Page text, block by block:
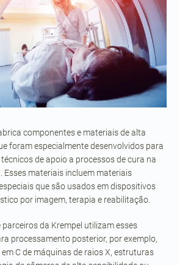
componentes e materiais de alta
foram especialmente desenvolvidos para
de apoio a processos de cura na
Esses materiais incluem materiais
que são usados em dispositivos
por imagem, terapia e reabilitação.
parceiros da Krempel utilizam esses
processamento posterior, por exemplo,
C de máquinas de raios X, estruturas